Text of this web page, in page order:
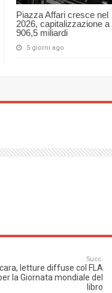
Piazza Affari cresce nel
2026, capitalizzazione a
906,5 miliardi
5 giorni ago
Succ.
letture diffuse col FLA
la Giornata mondiale del
libro